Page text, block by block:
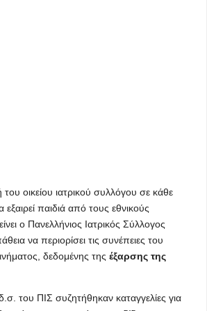
οικείου ιατρικού συλλόγου σε κάθε
παιδιά από τους εθνικούς
ο Πανελλήνιος Ιατρικός Σύλλογος
να περιορίσει τις συνέπειες του
δεδομένης της έξαρσης της
του ΠΙΣ συζητήθηκαν καταγγελίες για